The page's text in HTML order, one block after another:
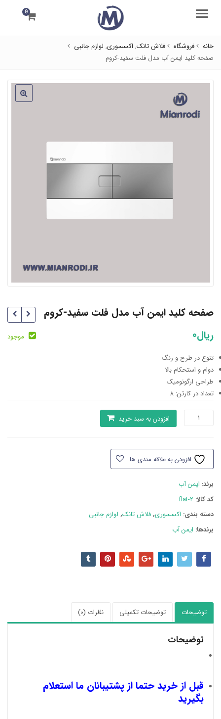
منو 0
خانه فروشگاه فلاش تانک, اکسسوری, لوازم جانبی
صفحه کلید ایمن آب مدل فلت سفید-کروم
صفحه کلید ایمن آب مدل فلت سفید-کروم
ریال0 موجود
تنوع در طرح و رنگ
دوام و استحکام بالا
طراحی ارگونومیک
تعداد در کارتن: 8
صفحه
آب
مدل
سفید-
کروم
عدد
افزودن به سبد خرید
افزودن به علاقه مندی ها
برند: ایمن آب
کد کالا: flat-2
دسته بند‌ی: اکسسوری,فلاش تانک, لوازم جانبی
برندها: ایمن آب
توضیحات توضیحات تکمیلی نظرات (0)
توضیحات
قبل از خرید حتما از پشتیبانان ما استعلام
بگیرید